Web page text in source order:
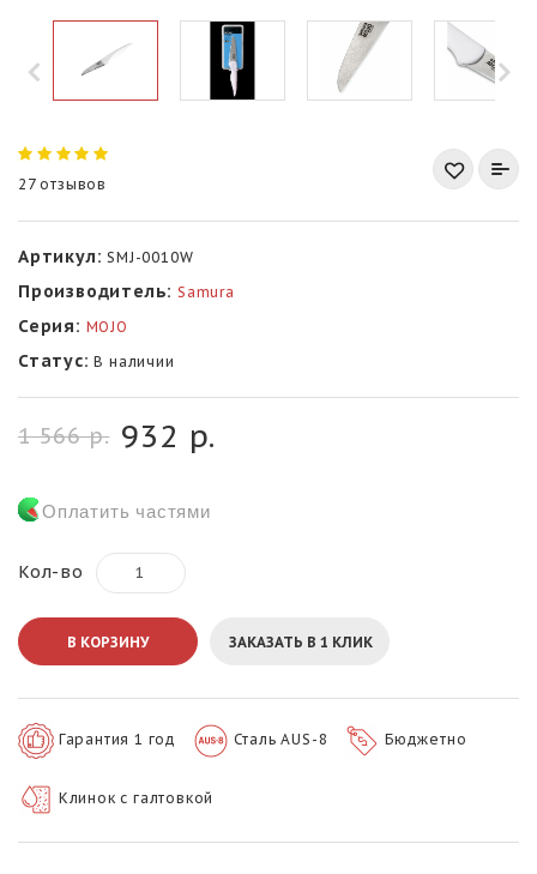
27 отзывов
Артикул: SMJ-0010W
Производитель: Samura
Серия: MOJO
Статус: В наличии
1 566 р. 932 р.
Оплатить частями
Кол-во
В КОРЗИНУ ЗАКАЗАТЬ В 1 КЛИК
Гарантия 1 год Сталь AUS-8 Бюджетно
Клинок с галтовкой